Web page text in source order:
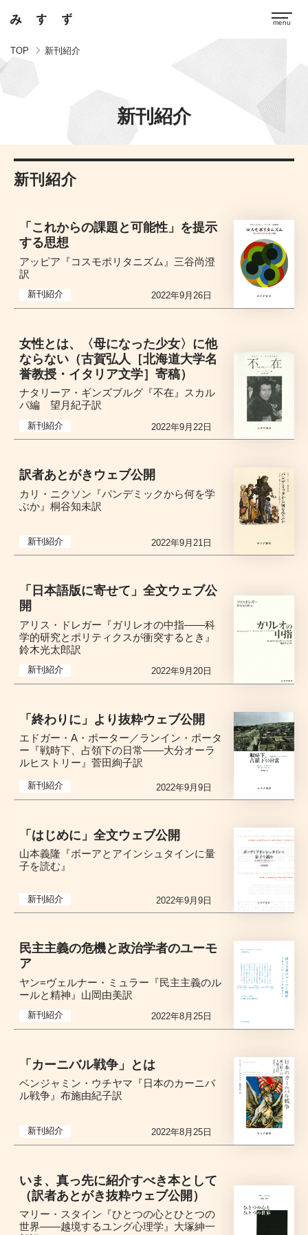
TOP 新刊紹介
新刊紹介
新刊紹介
新刊紹介
「これからの課題と可能性」を提示
する思想
アッピア『コスモポリタニズム』三谷尚澄
訳
2022年9月26日
新刊紹介
女性とは、〈母になった少女〉に他
ならない（古賀弘人［北海道大学名
誉教授・イタリア文学］寄稿）
ナタリーア・ギンズブルグ『不在』スカル
パ編 望月紀子訳
2022年9月22日
新刊紹介
訳者あとがきウェブ公開
カリ・ニクソン『パンデミックから何を学
ぶか』桐谷知未訳
2022年9月21日
新刊紹介
「日本語版に寄せて」全文ウェブ公
開
アリス・ドレガー『ガリレオの中指――科
学的研究とポリティクスが衝突するとき』
鈴木光太郎訳
2022年9月20日
新刊紹介
「終わりに」より抜粋ウェブ公開
エドガー・A・ポーター／ランイン・ポータ
ー『戦時下、占領下の日常――大分オーラ
ルヒストリー』菅田絢子訳
2022年9月9日
新刊紹介
「はじめに」全文ウェブ公開
山本義隆『ボーアとアインシュタインに量
子を読む』
2022年9月9日
新刊紹介
民主主義の危機と政治学者のユーモ
ア
ヤン=ヴェルナー・ミュラー『民主主義のル
ールと精神』山岡由美訳
2022年8月25日
新刊紹介
「カーニバル戦争」とは
ベンジャミン・ウチヤマ『日本のカーニバ
ル戦争』布施由紀子訳
2022年8月25日
いま、真っ先に紹介すべき本として
（訳者あとがき抜粋ウェブ公開）
マリー・スタイン『ひとつの心とひとつの
世界――越境するユング心理学』大塚紳一